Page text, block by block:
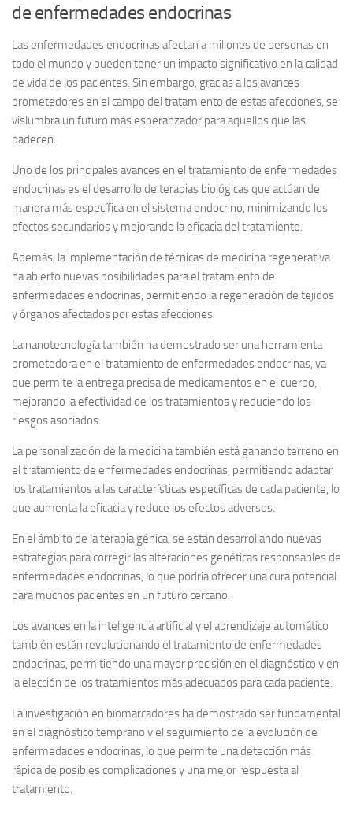
de enfermedades endocrinas
Las enfermedades endocrinas afectan a millones de personas en
todo el mundo y pueden tener un impacto significativo en la calidad
de vida de los pacientes. Sin embargo, gracias a los avances
prometedores en el campo del tratamiento de estas afecciones, se
vislumbra un futuro más esperanzador para aquellos que las
padecen.
Uno de los principales avances en el tratamiento de enfermedades
endocrinas es el desarrollo de terapias biológicas que actúan de
manera más específica en el sistema endocrino, minimizando los
efectos secundarios y mejorando la eficacia del tratamiento.
Además, la implementación de técnicas de medicina regenerativa
ha abierto nuevas posibilidades para el tratamiento de
enfermedades endocrinas, permitiendo la regeneración de tejidos
y órganos afectados por estas afecciones.
La nanotecnología también ha demostrado ser una herramienta
prometedora en el tratamiento de enfermedades endocrinas, ya
que permite la entrega precisa de medicamentos en el cuerpo,
mejorando la efectividad de los tratamientos y reduciendo los
riesgos asociados.
La personalización de la medicina también está ganando terreno en
el tratamiento de enfermedades endocrinas, permitiendo adaptar
los tratamientos a las características específicas de cada paciente, lo
que aumenta la eficacia y reduce los efectos adversos.
En el ámbito de la terapia génica, se están desarrollando nuevas
estrategias para corregir las alteraciones genéticas responsables de
enfermedades endocrinas, lo que podría ofrecer una cura potencial
para muchos pacientes en un futuro cercano.
Los avances en la inteligencia artificial y el aprendizaje automático
también están revolucionando el tratamiento de enfermedades
endocrinas, permitiendo una mayor precisión en el diagnóstico y en
la elección de los tratamientos más adecuados para cada paciente.
La investigación en biomarcadores ha demostrado ser fundamental
en el diagnóstico temprano y el seguimiento de la evolución de
enfermedades endocrinas, lo que permite una detección más
rápida de posibles complicaciones y una mejor respuesta al
tratamiento.